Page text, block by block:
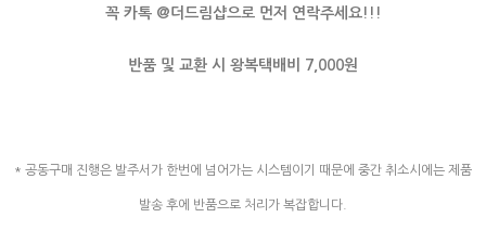
꼭 카톡 @더드림샵으로 먼저 연락주세요!!!
반품 및 교환 시 왕복택배비 7,000원
* 공동구매 진행은 발주서가 한번에 넘어가는 시스템이기 때문에 중간 취소시에는 제품
발송 후에 반품으로 처리가 복잡합니다.